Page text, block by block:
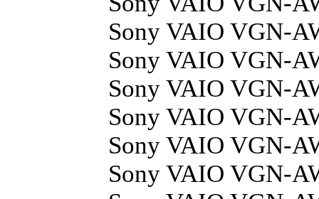
Sony VAIO VGN-
Sony VAIO VGN-
Sony VAIO VGN-
Sony VAIO VGN-
Sony VAIO VGN-
Sony VAIO VGN-